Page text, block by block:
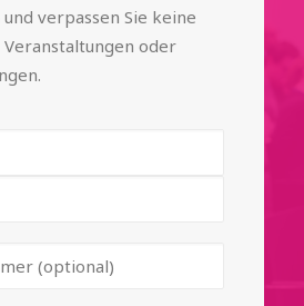
verpassen Sie keine
oder